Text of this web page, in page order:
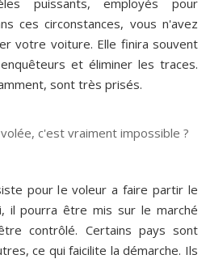
puissants, employés pour
ces circonstances, vous n'avez
votre voiture. Elle finira souvent
et éliminer les traces.
sont très prisés.
pour le voleur a faire partir le
il pourra être mis sur le marché
contrôlé. Certains pays sont
ce qui faicilite la démarche. Ils